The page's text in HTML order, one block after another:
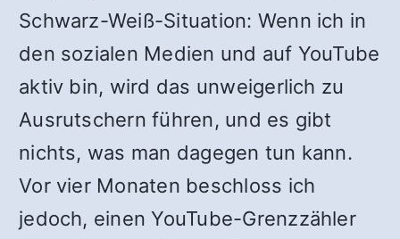
Schwarz-Weiß-Situation: Wenn ich in
den sozialen Medien und auf YouTube
aktiv bin, wird das unweigerlich zu
Ausrutschern führen, und es gibt
nichts, was man dagegen tun kann.
Vor vier Monaten beschloss ich
jedoch, einen YouTube-Grenzzähler